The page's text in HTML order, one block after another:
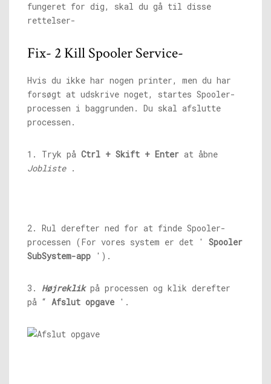
fungeret for dig, skal du gå til disse
rettelser-
Fix- 2 Kill Spooler Service-
Hvis du ikke har nogen printer, men du har
forsøgt at udskrive noget, startes Spooler-
processen i baggrunden. Du skal afslutte
processen.
1. Tryk på Ctrl + Skift + Enter at åbne
Jobliste.
2. Rul derefter ned for at finde Spooler-
processen (For vores system er det ' Spooler
SubSystem-app ').
3. Højreklik på processen og klik derefter
på “ Afslut opgave '.